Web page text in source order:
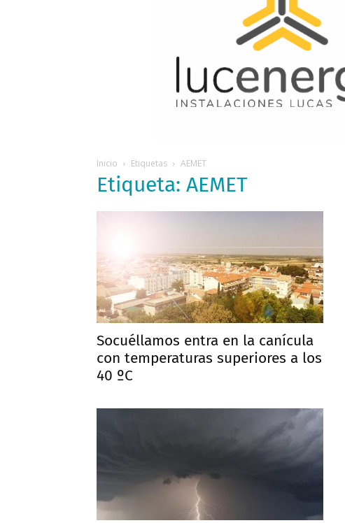
Inicio Etiquetas AEMET
Etiqueta: AEMET
Socuéllamos entra en la canícula
con temperaturas superiores a los
40 ºC